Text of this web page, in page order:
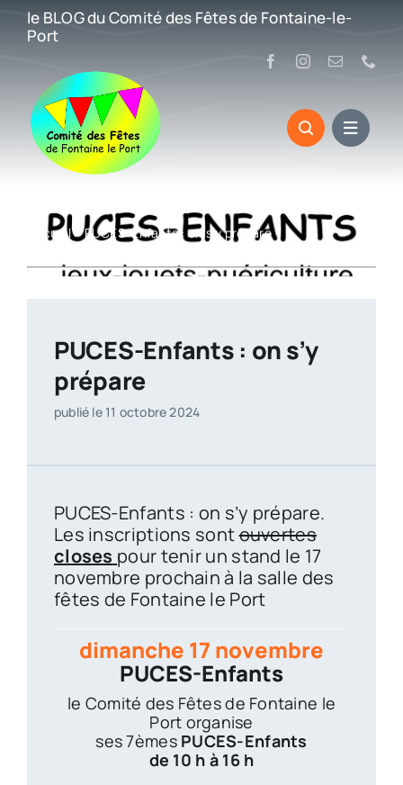
Passer
contenu
le BLOG du Comité des Fêtes de Fontaine-le-
Port
Accueil»PUCES-Enfants : on s’y prépare
PUCES-Enfants : on s’y
prépare
publié le 11 octobre 2024
PUCES-Enfants : on s’y prépare.
Les inscriptions sontouvertes
closes pour tenir un stand le 17
novembre prochain à la salle des
fêtes de Fontaine le Port
dimanche 17 novembre
PUCES-Enfants
le Comité des Fêtes de Fontaine le
Port organise
ses 7èmes PUCES-Enfants
de 10 h à 16 h